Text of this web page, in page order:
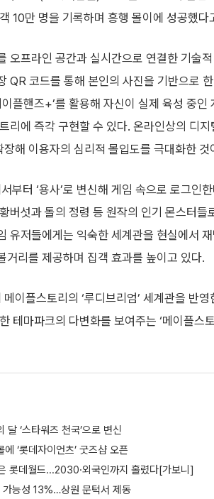
10만 명을 기록하며 흥행 몰이에 성공했다
오프라인 공간과 실시간으로 연결한 기술
QR 코드를 통해 본인의 사진을 기반으로
플핸즈+’를 활용해 자신이 실제 육성 중인
리에 즉각 구현할 수 있다. 온라인상의 디지
해 이용자의 심리적 몰입도를 극대화한 것
부터 ‘용사’로 변신해 게임 속으로 로그인
버섯과 돌의 정령 등 원작의 인기 몬스터
유저들에게는 익숙한 세계관을 현실에서
거리를 제공하며 집객 효과를 높이고 있다.
이플스토리의 ‘루디브리엄’ 세계관을 반
테마파크의 다변화를 보여주는 ‘메이플스
달 ‘스타워즈 천국’으로 변신
‘롯데자이언츠’ 굿즈샵 오픈
롯데월드...2030·외국인까지 홀렸다[가보니]
능성 13%…상원 문턱서 제동